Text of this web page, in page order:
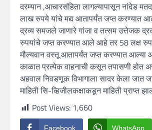
दरम्यान ,आचारसंहिता लागल्यापासून नांदेड
लाख रुपये यांचे मद्य आतापर्यंत जप्त करण्यात
द्रव्य समजले जाणारे गांजा व तत्सम उत्तेजक
रुपयांचे जप्त करण्यात आले आहे तर 58 लक्ष
मौल्यवान वस्तू आतापर्यंत जप्त करण्यात
काळात प्रत्येक वाहनाची कसून तपासणी होत
अहवाल निवडणूक विभागाला सादर केला जात
माहिती सि-व्हिजीलकक्षाकडून माहिती प्राप्त
Post Views: 1,660
Facebook WhatsApp